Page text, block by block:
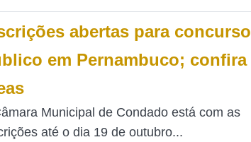
abertas para concurso
em Pernambuco; confira
Municipal de Condado está com as
até o dia 19 de outubro...